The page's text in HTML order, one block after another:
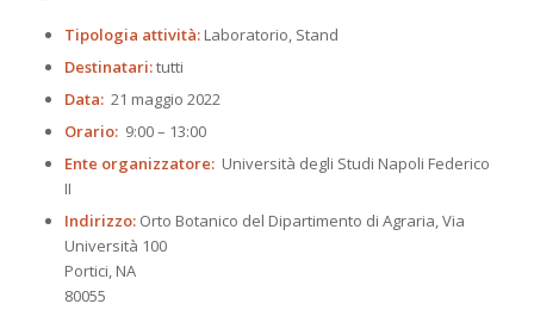
Tipologia attività: Laboratorio, Stand
Destinatari:tutti
Data: 21 maggio 2022
Orario: 9:00 – 13:00
Ente organizzatore: Università degli Studi Napoli Federico
II
Indirizzo: Orto Botanico del Dipartimento di Agraria, Via
Università 100
Portici, NA
80055